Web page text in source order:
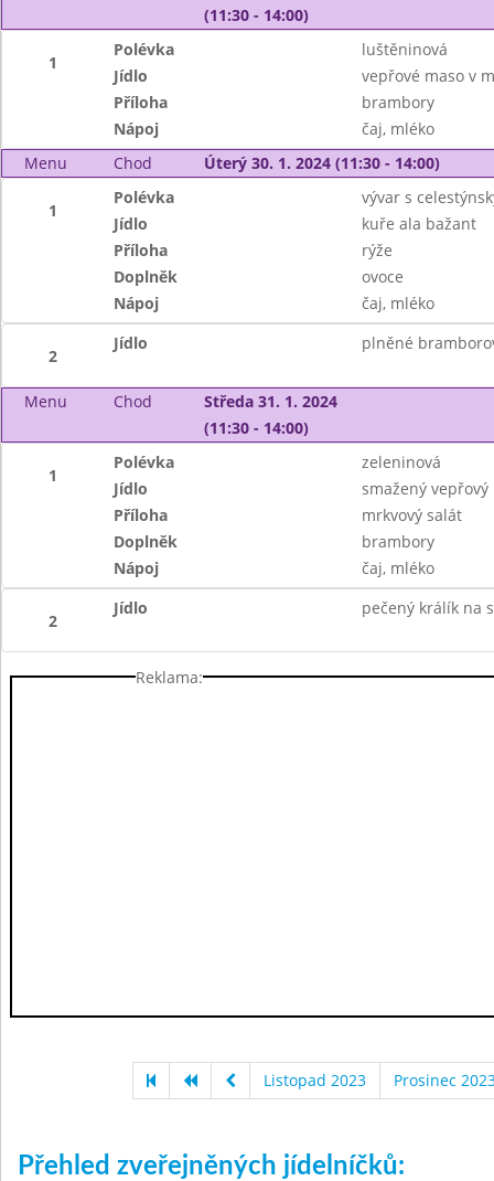
(11:30 - 14:00)
1
Polévka
luštěninová
Jídlo
vepřové maso v
Příloha
brambory
Nápoj
čaj, mléko
Menu
Chod Úterý 30. 1. 2024 (11:30 - 14:00)
1
Polévka
vývar s
Jídlo
kuře ala bažant
Příloha
rýže
Doplněk
ovoce
Nápoj
čaj, mléko
2
Jídlo plněné
Menu Chod
Středa 31. 1. 2024
(11:30 - 14:00)
1
Polévka
zeleninová
Jídlo
smažený vepřový
Příloha
mrkvový salát
Doplněk
brambory
Nápoj
čaj, mléko
2
Jídlo pečený králík na
Reklama:
Listopad 2023 Prosinec
Přehled zveřejněných jídelníčků: